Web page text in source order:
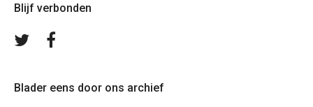
Blijf verbonden
Volg
Blader eens door ons archief